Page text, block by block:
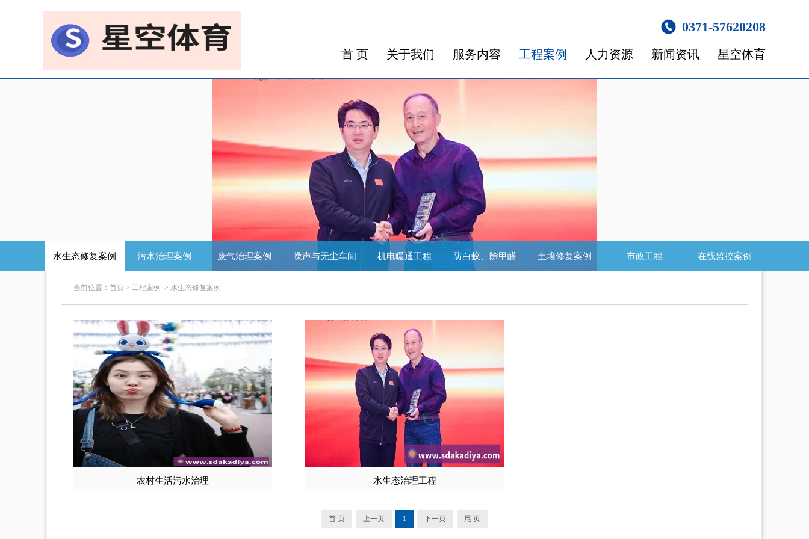
0371-57620208
首 页 关于我们 服务内容 工程案例 人力资源 新闻资讯 星空体育
水生态修复案例 污水治理案例 废气治理案例 噪声与无尘车间 机电暖通工程 防白蚁、除甲醛 土壤修复案例 市政工程 在线监控案例
当前位置： 首页 > 工程案例 > 水生态修复案例
农村生活污水治理 水生态治理工程
首 页 上一页 1 下一页 尾 页